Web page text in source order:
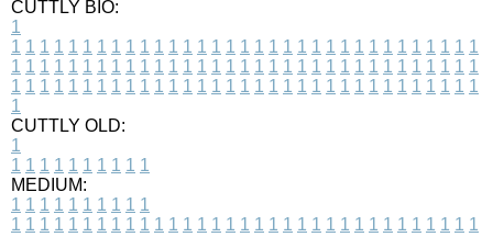
CUTTLY BIO:
1
1 1 1 1 1 1 1 1 1 1 1 1 1 1 1 1 1 1 1 1 1 1 1 1 1 1 1 1 1 1 1 1 1
1 1 1 1 1 1 1 1 1 1 1 1 1 1 1 1 1 1 1 1 1 1 1 1 1 1 1 1 1 1 1 1 1
1 1 1 1 1 1 1 1 1 1 1 1 1 1 1 1 1 1 1 1 1 1 1 1 1 1 1 1 1 1 1 1 1
1
CUTTLY OLD:
1
1 1 1 1 1 1 1 1 1 1
MEDIUM:
1 1 1 1 1 1 1 1 1 1
1 1 1 1 1 1 1 1 1 1 1 1 1 1 1 1 1 1 1 1 1 1 1 1 1 1 1 1 1 1 1 1 1